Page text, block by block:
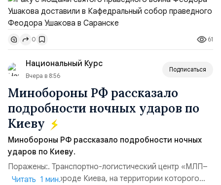
воина Феодора Ушакова 25 лет назад:Адмирал
Владимир Прокофьевич Валуев, командующий
Балтийским флотом ВМФ России (2001–2006
гг.);Адмирал Владимир Петрович Комоедов,
командующий Черноморским флотом ВМФ России
(1998–2002 г...
0 61
Национальный Курс
Вчера в 8:56
Подписаться
Минобороны РФ рассказало
подробности ночных ударов по
Киеву
Минобороны РФ рассказало подробности ночных
ударов по Киеву.
Поражены:. Транспортно-логистический центр «МЛП–
Чайка» в пригороде Киева, на территории которого
Читать 1 мин.